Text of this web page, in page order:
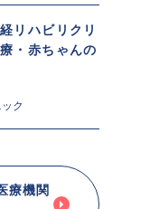
リハビリクリ
・赤ちゃんの
ク
療機関